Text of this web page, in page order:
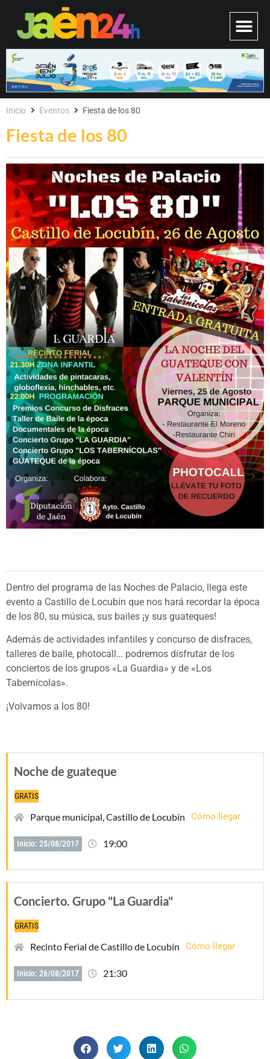
Fiesta de los 80
Inicio Eventos Fiesta de los 80
Dentro del programa de las Noches de Palacio, llega este
evento a Castillo de Locubín que nos hará recordar la época
de los 80, su música, sus bailes ¡y sus guateques!
Además de actividades infantiles y concurso de disfraces,
talleres de baile, photocall… podremos disfrutar de los
conciertos de los grupos «La Guardia» y de «Los
Tabernícolas».
¡Volvamos a los 80!
Noche de guateque
GRATIS
Parque municipal, Castillo de Locubín Cómo llegar
Inicio: 25/08/2017 19:00
Concierto. Grupo "La Guardia"
GRATIS
Recinto Ferial de Castillo de Locubín Cómo llegar
Inicio: 26/08/2017 21:30